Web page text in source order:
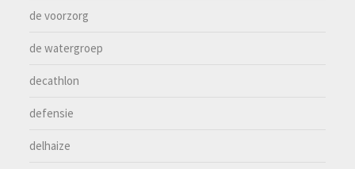
de voorzorg
de watergroep
decathlon
defensie
delhaize